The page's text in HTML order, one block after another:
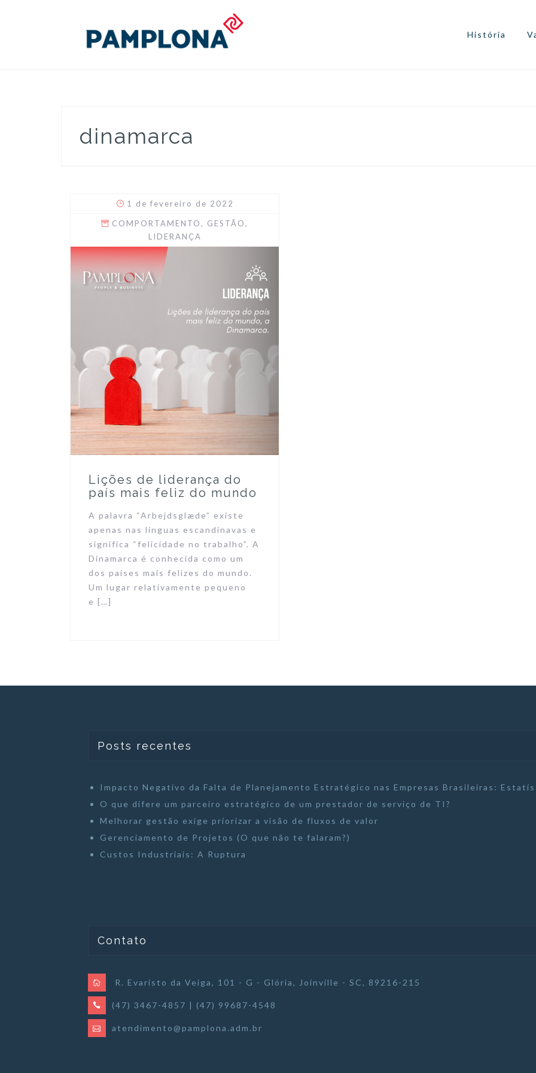
História
dinamarca
1 de fevereiro de 2022
COMPORTAMENTO, GESTÃO,
LIDERANÇA
Lições de liderança do
país mais feliz do mundo
A palavra “Arbejdsglæde” existe
apenas nas línguas escandinavas e
significa “felicidade no trabalho”. A
Dinamarca é conhecida como um
dos países mais felizes do mundo.
Um lugar relativamente pequeno
e […]
Posts recentes
Impacto Negativo da Falta de Planejamento Estratégico nas Empresas Brasileiras:
O que difere um parceiro estratégico de um prestador de serviço de TI?
Melhorar gestão exige priorizar a visão de fluxos de valor
Gerenciamento de Projetos (O que não te falaram?)
Custos Industriais: A Ruptura
Contato
R. Evaristo da Veiga, 101 - G - Glória, Joinville - SC, 89216-215
(47) 3467-4857 | (47) 99687-4548
atendimento@pamplona.adm.br